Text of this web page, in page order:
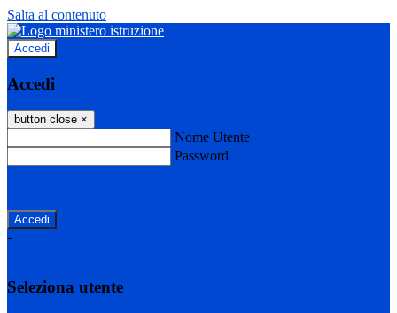
Salta al contenuto
Accedi
Accedi
button close ×
Nome Utente
Password
-
Seleziona utente